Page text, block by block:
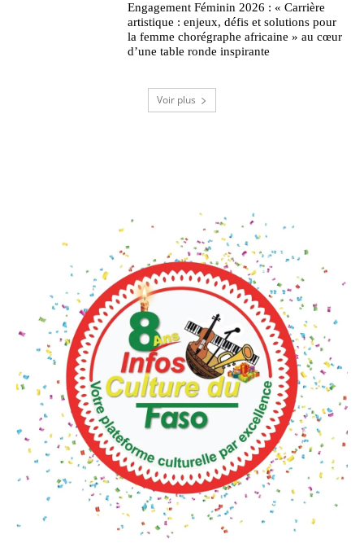
Engagement Féminin 2026 : « Carrière
artistique : enjeux, défis et solutions pour
la femme chorégraphe africaine » au cœur
d’une table ronde inspirante
Voir plus